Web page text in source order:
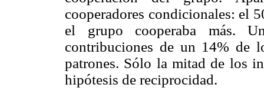
cooperadores condicionales: el
el grupo cooperaba más.
contribuciones de un 14% de
patrones. Sólo la mitad de los
hipótesis de reciprocidad.